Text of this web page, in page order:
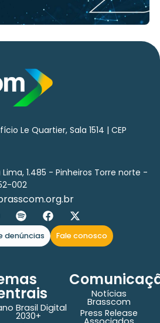
Le Quartier, Sala 1514 | CEP
Lima, 1.485 - Pinheiros Torre norte -
002
denúncias Fale conosco
Brasil Digital
2030+
Notícias
Brasscom
Press Release